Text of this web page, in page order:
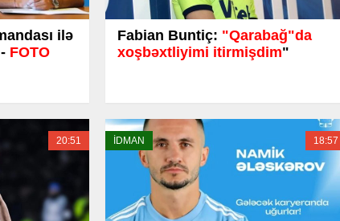
ilə
FOTO
Fabian Buntiç: "Qarabağ"da
xoşbəxtliyimi itirmişdim"
20:51 İDMAN 18:57